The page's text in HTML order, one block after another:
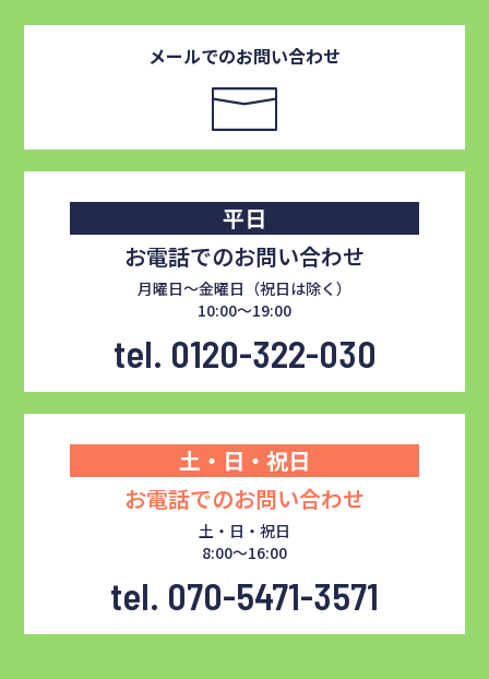
メールでのお問い合わせ
平日
お電話でのお問い合わせ
月曜日～金曜日（祝日は除く）
10:00～19:00
tel. 0120-322-030
土・日・祝日
お電話でのお問い合わせ
土・日・祝日
8:00～16:00
tel. 070-5471-3571